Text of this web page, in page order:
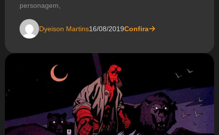
personagem,
Dyeison Martins16/08/2019Confira